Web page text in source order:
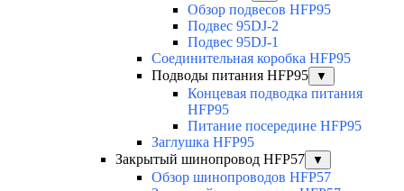
Обзор подвесов HFP95
Подвес 95DJ-2
Подвес 95DJ-1
Соединительная коробка HFP95
Подводы питания HFP95
▼
Концевая подводка питания
HFP95
Питание посередине HFP95
Заглушка HFP95
Закрытый шинопровод HFP57
▼
Обзор шинопроводов HFP57